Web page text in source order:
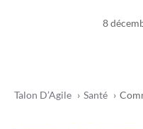
8
Talon D’Agile Santé